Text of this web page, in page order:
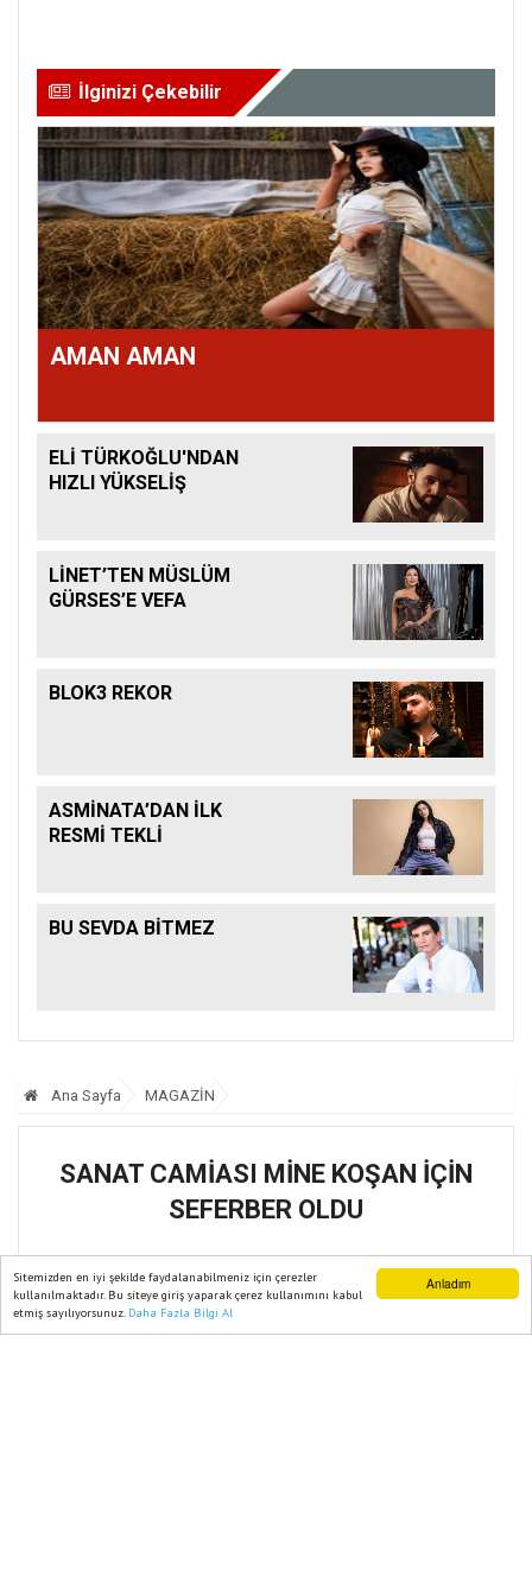
Anladım
Sitemizden en iyi şekilde faydalanabilmeniz için çerezler
kullanılmaktadır. Bu siteye giriş yaparak çerez kullanımını kabul
etmiş sayılıyorsunuz. Daha Fazla Bilgi Al
İlginizi Çekebilir
AMAN AMAN
ELİ TÜRKOĞLU'NDAN
HIZLI YÜKSELİŞ
LİNET’TEN MÜSLÜM
GÜRSES’E VEFA
BLOK3 REKOR
ASMİNATA’DAN İLK
RESMİ TEKLİ
BU SEVDA BİTMEZ
Ana Sayfa MAGAZİN
SANAT CAMİASI MİNE KOŞAN İÇİN
SEFERBER OLDU
29 Temmuz, 2025, Salı 13:01
Ana Sayfa Web TV